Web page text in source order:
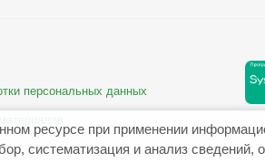
персональных данных
ресурсе при применении
систематизация и анализ сведений,